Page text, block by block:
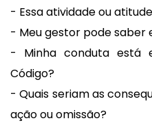
- Essa atividade ou
- Meu gestor pode saber
- Minha conduta está
Código?
- Quais seriam as
ação ou omissão?